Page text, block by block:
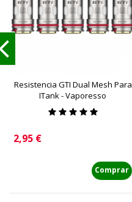
Resistencia GTI Dual Mesh Para
ITank - Vaporesso
Precio
2,95 €
Comprar